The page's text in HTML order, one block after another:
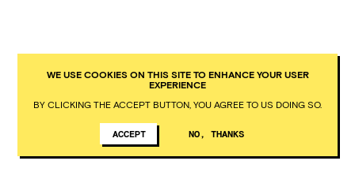
WE USE COOKIES ON THIS SITE TO ENHANCE YOUR USER
EXPERIENCE
BY CLICKING THE ACCEPT BUTTON, YOU AGREE TO US DOING SO.
ACCEPT NO, THANKS